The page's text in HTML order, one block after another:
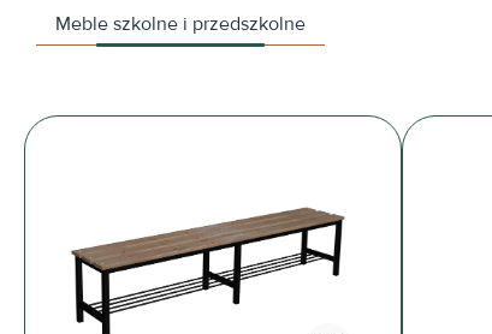
Meble szkolne i przedszkolne